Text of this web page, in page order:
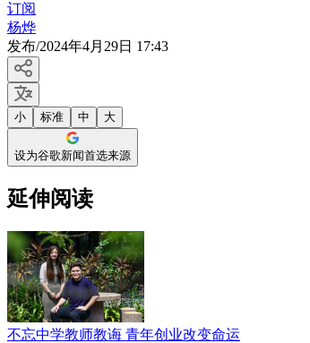
订阅
杨烨
发布/2024年4月29日 17:43
小 标准 中 大
设为谷歌新闻首选来源
延伸阅读
不忘中学教师教诲 青年创业改变命运